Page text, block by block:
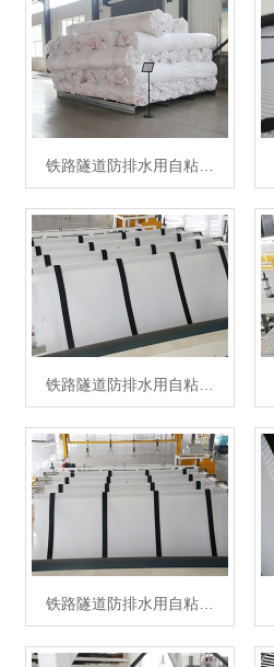
铁路隧道防排水用自粘…
铁路隧道防排水用自粘…
铁路隧道防排水用自粘…